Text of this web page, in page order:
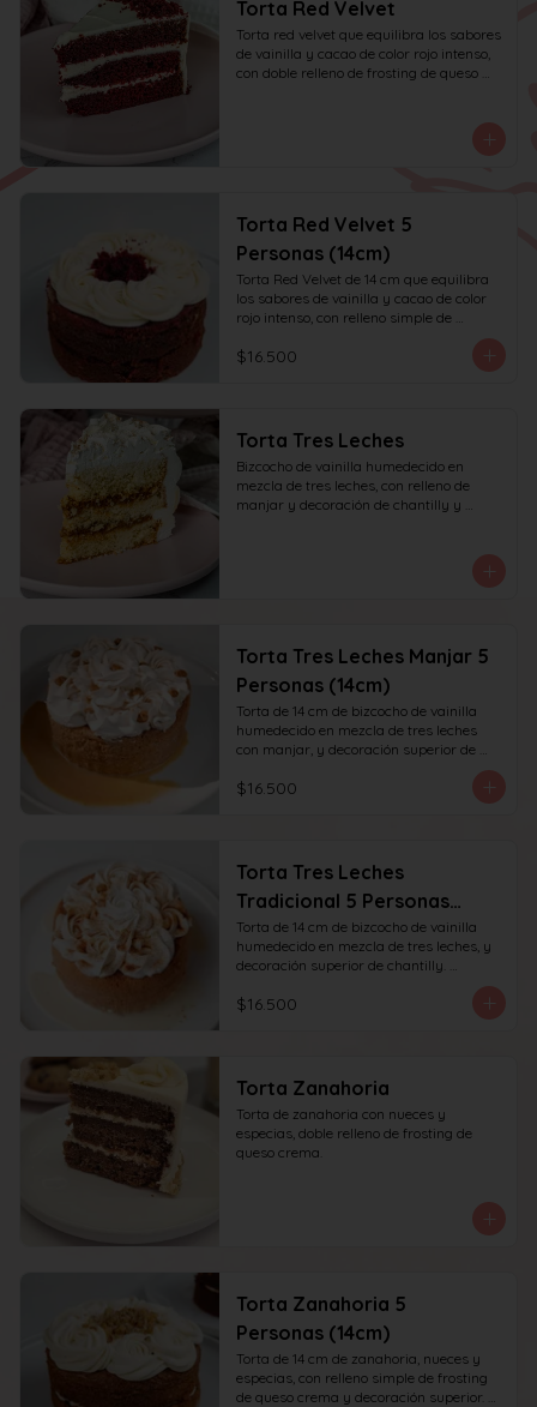
Torta Red Velvet
Torta red velvet que equilibra los sabores
de vainilla y cacao de color rojo intenso,
con doble relleno de frosting de queso
Torta Red Velvet 5
Personas (14cm)
Torta Red Velvet de 14 cm que equilibra
los sabores de vainilla y cacao de color
rojo intenso, con relleno simple de
solo en la parte superior. Recomendada
$16.500
Torta Tres Leches
Bizcocho de vainilla humedecido en
mezcla de tres leches, con relleno de
manjar y decoración de chantilly y
Torta Tres Leches Manjar 5
Personas (14cm)
Torta de 14 cm de bizcocho de vainilla
humedecido en mezcla de tres leches
con manjar, y decoración superior de
chantilly y manjar. recomendada para 6
personas.
$16.500
Torta Tres Leches
Tradicional 5 Personas
(14cm)
Torta de 14 cm de bizcocho de vainilla
humedecido en mezcla de tres leches, y
decoración superior de chantilly.
$16.500
Torta Zanahoria
Torta de zanahoria con nueces y
especias, doble relleno de frosting de
queso crema.
Torta Zanahoria 5
Personas (14cm)
Torta de 14 cm de zanahoria, nueces y
especias, con relleno simple de frosting
de queso crema y decoración superior.